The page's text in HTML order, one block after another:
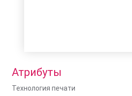
Атрибуты
Технология печати